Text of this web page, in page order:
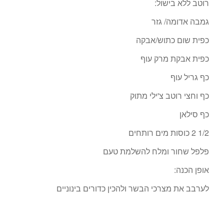
רוטב ללא בישול:
גמבה אדומה/ גזר
כפית שום כתוש/אבקה
כפית אבקת מרק עוף
כף גריל עוף
כף וחצי רוטב צ'ילי מתוק
כף סילאן
1/2 2 כוסות מים רותחים
פלפל שחור ומלח להשלמת טעם
אופן הכנה:
לערבב את מצרכי הבשר ולהכין כדורים בינוניים